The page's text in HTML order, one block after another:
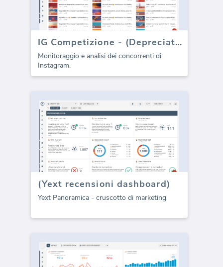
IG Competizione - (Depreciato)
Monitoraggio e analisi dei concorrenti di
Instagram.
(Yext recensioni dashboard)
Yext Panoramica - cruscotto di marketing